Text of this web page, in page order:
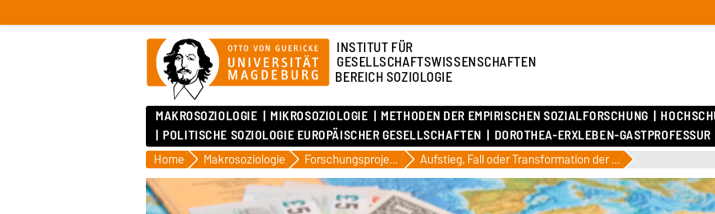
INSTITUT FÜR
GESELLSCHAFTSWISSENSCHAFTEN
BEREICH SOZIOLOGIE
MAKROSOZIOLOGIE MIKROSOZIOLOGIE METHODEN DER EMPIRISCHEN SOZIALFORSCHUNG
POLITISCHE SOZIOLOGIE EUROPÄISCHER GESELLSCHAFTEN
DOROTHEA-ERXLEBEN-GASTPROFESSUR
Home Makrosoziologie Forschungsprojekte Aufstieg, Fall oder Transformation der Erlebnisgesellschaft